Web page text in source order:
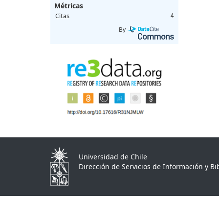
Métricas
Citas 4
By
Universidad de Chile
Dirección de Servicios de Información y